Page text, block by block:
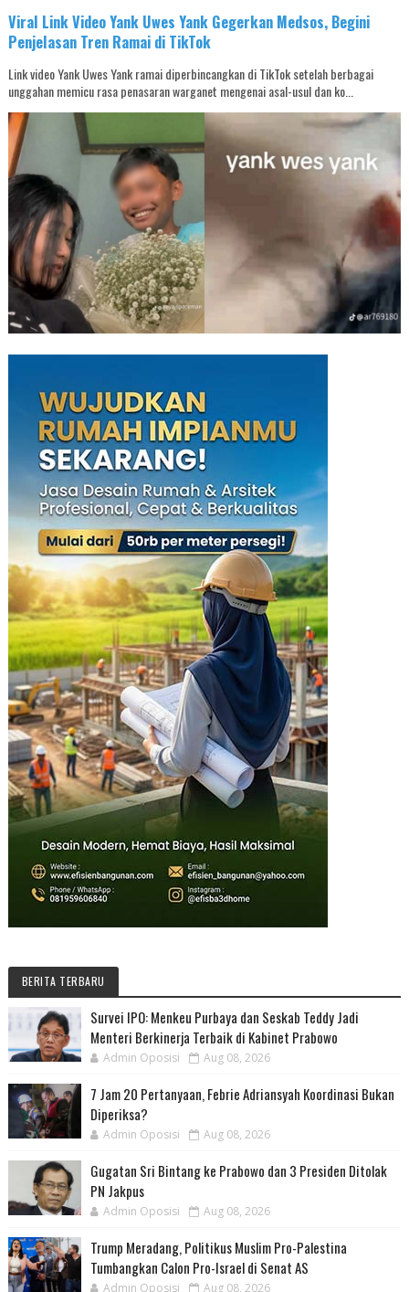
Viral Link Video Yank Uwes Yank Gegerkan Medsos, Begini
Penjelasan Tren Ramai di TikTok
Link video Yank Uwes Yank ramai diperbincangkan di TikTok setelah berbagai
unggahan memicu rasa penasaran warganet mengenai asal-usul dan ko...
BERITA TERBARU
Survei IPO: Menkeu Purbaya dan Seskab Teddy Jadi
Menteri Berkinerja Terbaik di Kabinet Prabowo
Admin Oposisi Aug 08, 2026
7 Jam 20 Pertanyaan, Febrie Adriansyah Koordinasi Bukan
Diperiksa?
Admin Oposisi Aug 08, 2026
Gugatan Sri Bintang ke Prabowo dan 3 Presiden Ditolak
PN Jakpus
Admin Oposisi Aug 08, 2026
Trump Meradang, Politikus Muslim Pro-Palestina
Tumbangkan Calon Pro-Israel di Senat AS
Admin Oposisi Aug 08, 2026